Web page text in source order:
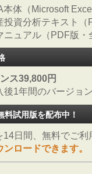
本体（Microsoft
投資分析テキスト
ニュアル（PDF版
ス39,800円
1年間のバージョ
料試用版を配布中！
14日間、無料でご利
ンロードできます。